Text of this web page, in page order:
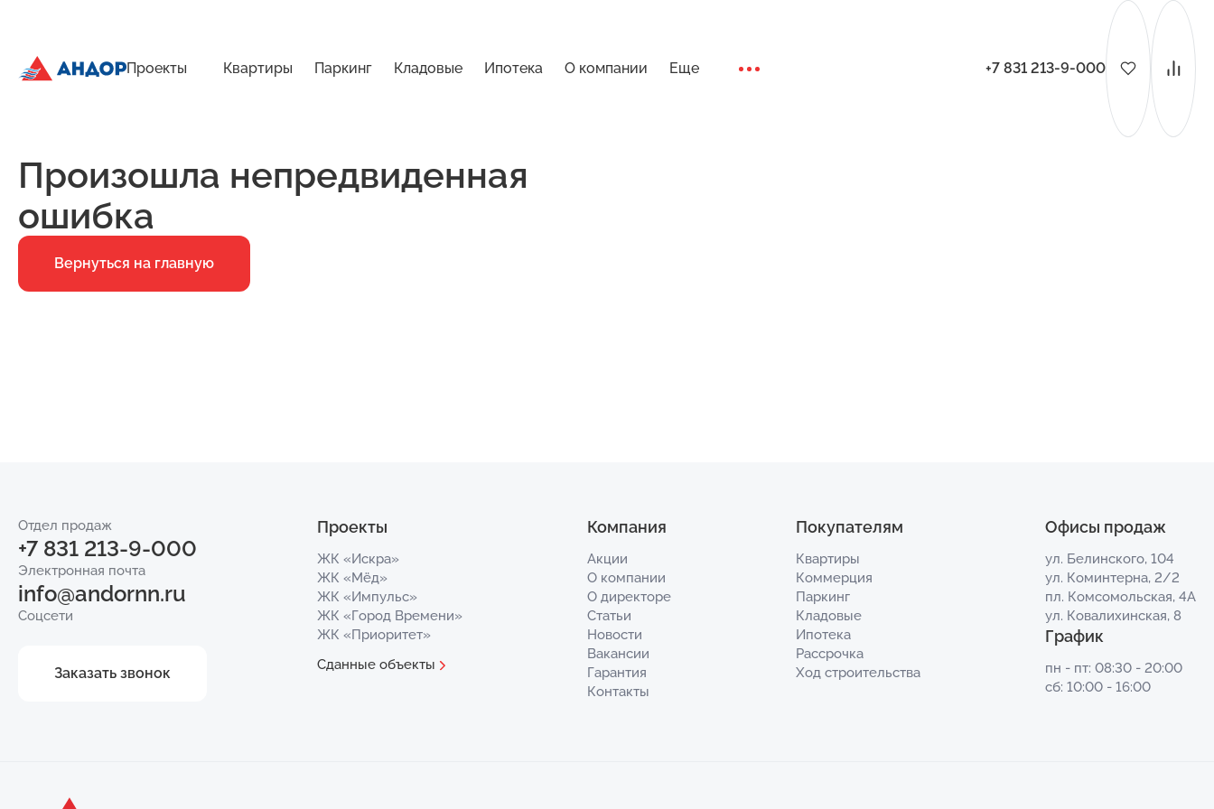
Проекты Квартиры Паркинг Кладовые Ипотека О компании Еще +7 831 213-9-000
Произошла непредвиденная
ошибка
Вернуться на главную
Отдел продаж
+7 831 213-9-000
Электронная почта
info@andornn.ru
Соцсети
Заказать звонок
Проекты
ЖК «Искра»
ЖК «Мёд»
ЖК «Импульс»
ЖК «Город Времени»
ЖК «Приоритет»
Сданные объекты
Компания
Акции
О компании
О директоре
Статьи
Новости
Вакансии
Гарантия
Контакты
Покупателям
Квартиры
Коммерция
Паркинг
Кладовые
Ипотека
Рассрочка
Ход строительства
Офисы продаж
ул. Белинского, 104
ул. Коминтерна, 2/2
пл. Комсомольская, 4А
ул. Ковалихинская, 8
График
пн - пт: 08:30 - 20:00
сб: 10:00 - 16:00